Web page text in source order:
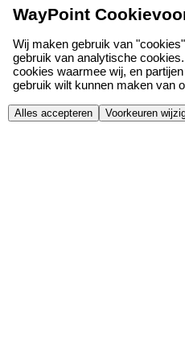
WayPoint
Wij maken gebruik van
gebruik van analytische
cookies waarmee wij, en
gebruik wilt kunnen maken van
Alles accepteren Voorkeuren